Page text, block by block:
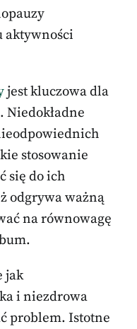
aktywności
jest kluczowa dla
Niedokładne
stosowanie
się do ich
odgrywa ważną
na równowagę
jak
i niezdrowa
problem. Istotne